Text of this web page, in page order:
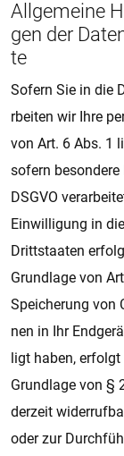
All­ge­mei­ne
gen der
te
So­fern Sie in die
r­bei­ten wir Ihre
von Art. 6 Abs. 1
so­fern be­son­de­re
DSGVO
Ein­wil­li­gung in
Dritt­staa­ten
Grund­la­ge von
Spei­che­rung
nen in Ihr
ligt haben,
Grund­la­ge von §
der­zeit
oder zur